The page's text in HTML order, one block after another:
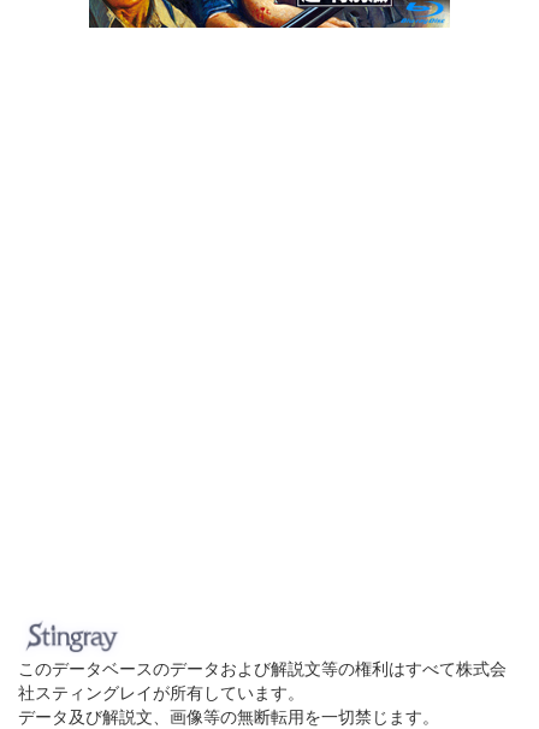
このデータベースのデータおよび解説文等の権利はすべて株式会
社スティングレイが所有しています。
データ及び解説文、画像等の無断転用を一切禁じます。